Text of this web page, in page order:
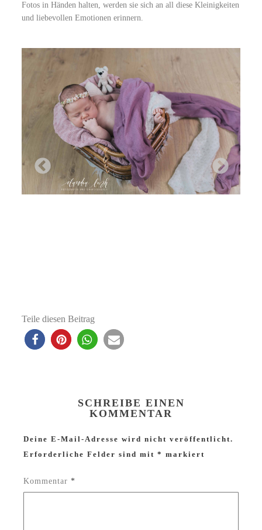
Fotos in Händen halten, werden sie sich an all diese Kleinigkeiten
und liebevollen Emotionen erinnern.
Teile diesen Beitrag
SCHREIBE EINEN
KOMMENTAR
Deine E-Mail-Adresse wird nicht veröffentlicht.
Erforderliche Felder sind mit* markiert
Kommentar*